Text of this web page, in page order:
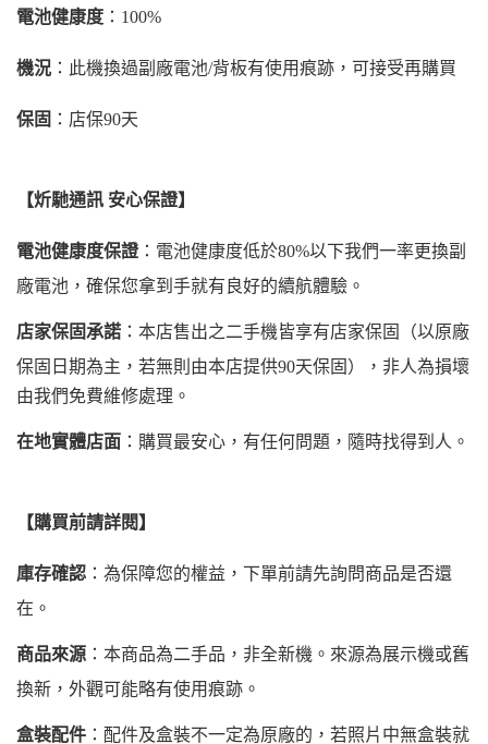
電池健康度 ：100%
機況 ：此機換過副廠電池/背板有使用痕跡，可接受再購買
保固 ：店保90天
【炘馳通訊 安心保證】
電池健康度保證 ：電池健康度低於80%以下我們一率更換副
廠電池，確保您拿到手就有良好的續航體驗。
店家保固承諾 ：本店售出之二手機皆享有店家保固（以原廠
保固日期為主，若無則由本店提供90天保固），非人為損壞
由我們免費維修處理。
在地實體店面 ：購買最安心，有任何問題，隨時找得到人。
【購買前請詳閱】
庫存確認 ：為保障您的權益，下單前請先詢問商品是否還
在。
商品來源 ：本商品為二手品，非全新機。來源為展示機或舊
換新，外觀可能略有使用痕跡。
盒裝配件 ：配件及盒裝不一定為原廠的，若照片中無盒裝就